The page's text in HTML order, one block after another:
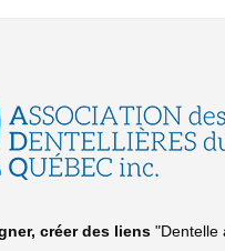
créer des liens "Dentelle